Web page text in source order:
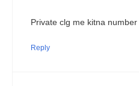
Private clg me kitna
Reply